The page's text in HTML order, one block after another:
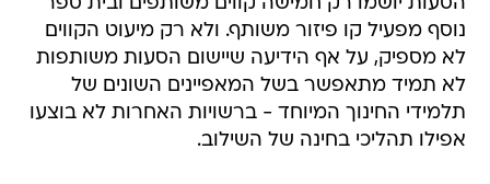
נוסף מפעיל קו פיזור משותף. ולא רק מיעוט הקווים
לא מספיק, על אף הידיעה שיישום הסעות משותפות
לא תמיד מתאפשר בשל המאפיינים השונים של
תלמידי החינוך המיוחד - ברשויות האחרות לא בוצעו
אפילו תהליכי בחינה של השילוב.